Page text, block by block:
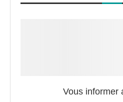
Vous informer